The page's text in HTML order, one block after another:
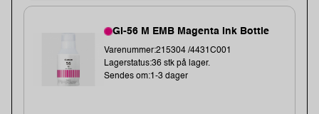
GI-56 M EMB Magenta Ink Bottle
Varenummer:215304 /4431C001
Lagerstatus:36 stk på lager.
Sendes om:1-3 dager